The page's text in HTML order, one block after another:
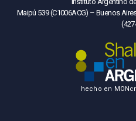
Maipú 539 (C1006ACG) – Buenos
hecho en